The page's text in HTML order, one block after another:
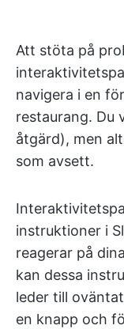
Att stöta på
navigera i en
restaurang. Du
åtgärd), men
som avsett.
instruktioner i
reagerar på
kan dessa
leder till
en knapp och